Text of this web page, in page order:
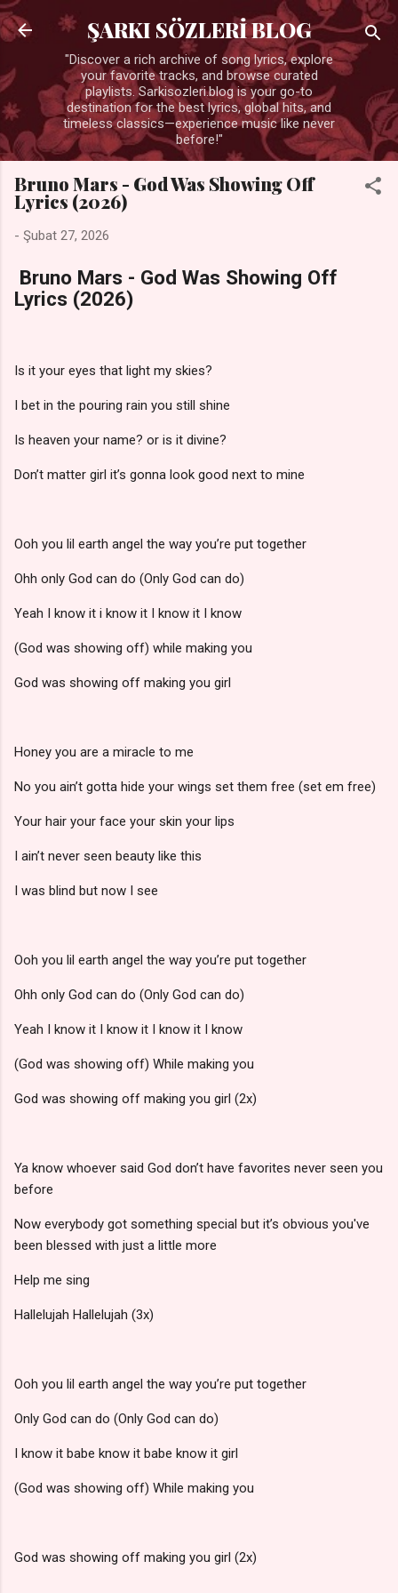
Ana içeriğe atla
ŞARKI SÖZLERİ BLOG
"Discover a rich archive of song lyrics, explore
your favorite tracks, and browse curated
playlists. Sarkisozleri.blog is your go-to
destination for the best lyrics, global hits, and
timeless classics—experience music like never
before!"
Bruno Mars - God Was Showing Off
Lyrics (2026)
- Şubat 27, 2026
Bruno Mars - God Was Showing Off
Lyrics (2026)
Is it your eyes that light my skies?
I bet in the pouring rain you still shine
Is heaven your name? or is it divine?
Don’t matter girl it’s gonna look good next to mine
Ooh you lil earth angel the way you’re put together
Ohh only God can do (Only God can do)
Yeah I know it i know it I know it I know
(God was showing off) while making you
God was showing off making you girl
Honey you are a miracle to me
No you ain’t gotta hide your wings set them free (set em free)
Your hair your face your skin your lips
I ain’t never seen beauty like this
I was blind but now I see
Ooh you lil earth angel the way you’re put together
Ohh only God can do (Only God can do)
Yeah I know it I know it I know it I know
(God was showing off) While making you
God was showing off making you girl (2x)
Ya know whoever said God don’t have favorites never seen you
before
Now everybody got something special but it’s obvious you've
been blessed with just a little more
Help me sing
Hallelujah Hallelujah (3x)
Ooh you lil earth angel the way you’re put together
Only God can do (Only God can do)
I know it babe know it babe know it girl
(God was showing off) While making you
God was showing off making you girl (2x)